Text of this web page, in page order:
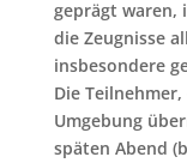
geprägt waren,
die Zeugnisse
insbesondere
Die
Umgebung
späten Abend